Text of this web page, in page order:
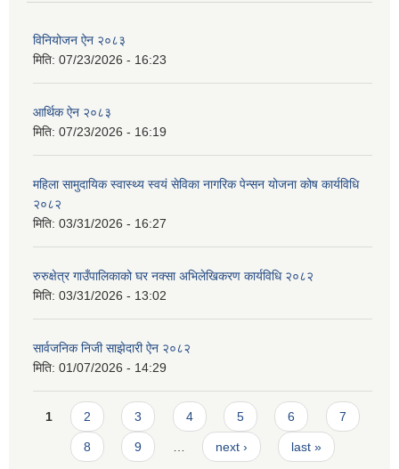
विनियोजन ऐन २०८३
मिति: 07/23/2026 - 16:23
आर्थिक ऐन २०८३
मिति: 07/23/2026 - 16:19
महिला सामुदायिक स्वास्थ्य स्वयं सेविका नागरिक पेन्सन योजना कोष कार्यविधि
२०८२
मिति: 03/31/2026 - 16:27
रुरुक्षेत्र गाउँपालिकाको घर नक्सा अभिलेखिकरण कार्यविधि २०८२
मिति: 03/31/2026 - 13:02
सार्वजनिक निजी साझेदारी ऐन २०८२
मिति: 01/07/2026 - 14:29
Pages
1 2 3 4 5 6 7
8 9 next › last »